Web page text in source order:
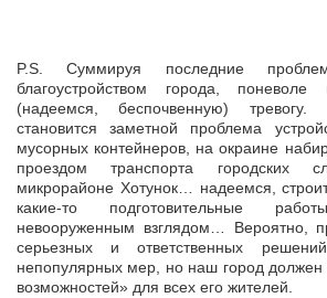
P.S. Суммируя последние
благоустройством города,
(надеемся, беспочвенную)
становится заметной проблема
мусорных контейнеров, на окраине
проездом транспорта городских
микрорайоне Хотунок… надеемся,
какие-то подготовительные
невооруженным взглядом… Вероятно,
серьезных и ответственных
непопулярных мер, но наш город должен
возможностей» для всех его жителей.